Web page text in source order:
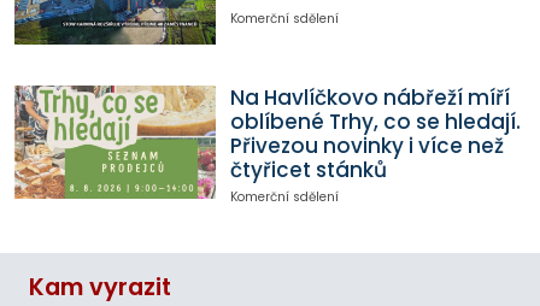
Komerční sdělení
Na Havlíčkovo nábřeží míří
oblíbené Trhy, co se hledají.
Přivezou novinky i více než
čtyřicet stánků
Komerční sdělení
Kam vyrazit